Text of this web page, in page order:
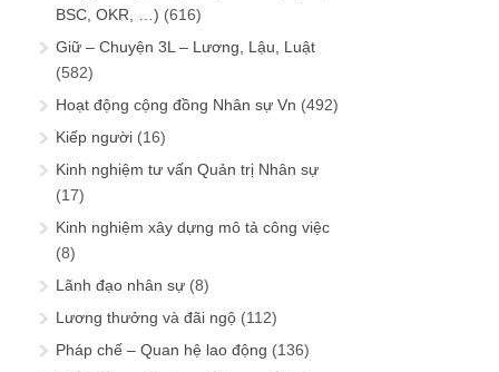
BSC, OKR, …) (616)
Giữ – Chuyện 3L – Lương, Lậu, Luật
(582)
Hoạt động cộng đồng Nhân sự Vn (492)
Kiếp người (16)
Kinh nghiệm tư vấn Quản trị Nhân sự
(17)
Kinh nghiệm xây dựng mô tả công việc
(8)
Lãnh đạo nhân sự (8)
Lương thưởng và đãi ngộ (112)
Pháp chế – Quan hệ lao động (136)